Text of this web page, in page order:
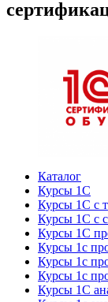
Каталог
Курсы 1С
Курсы 1С с
Курсы 1С с
Курсы 1С
Курсы 1с
Курсы 1с
Курсы 1с
Курсы 1С